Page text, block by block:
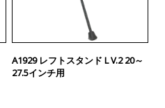
A1929 レフトスタンド L V.2 20～
27.5インチ用